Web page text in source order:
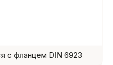
с фланцем DIN 6923